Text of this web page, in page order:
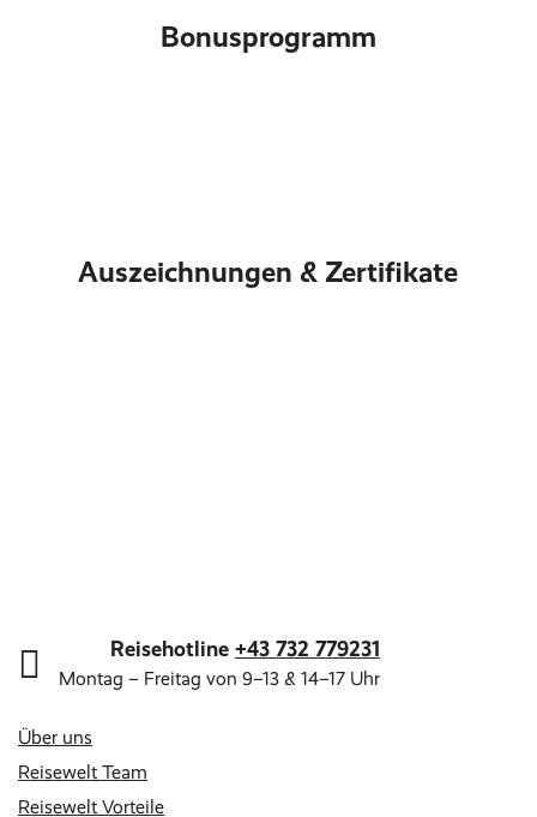
Bonusprogramm
Auszeichnungen & Zertifikate
Über uns
Reisewelt Team
Reisewelt Vorteile
Reisehotline +43 732 779231
Montag – Freitag von 9–13 & 14–17 Uhr